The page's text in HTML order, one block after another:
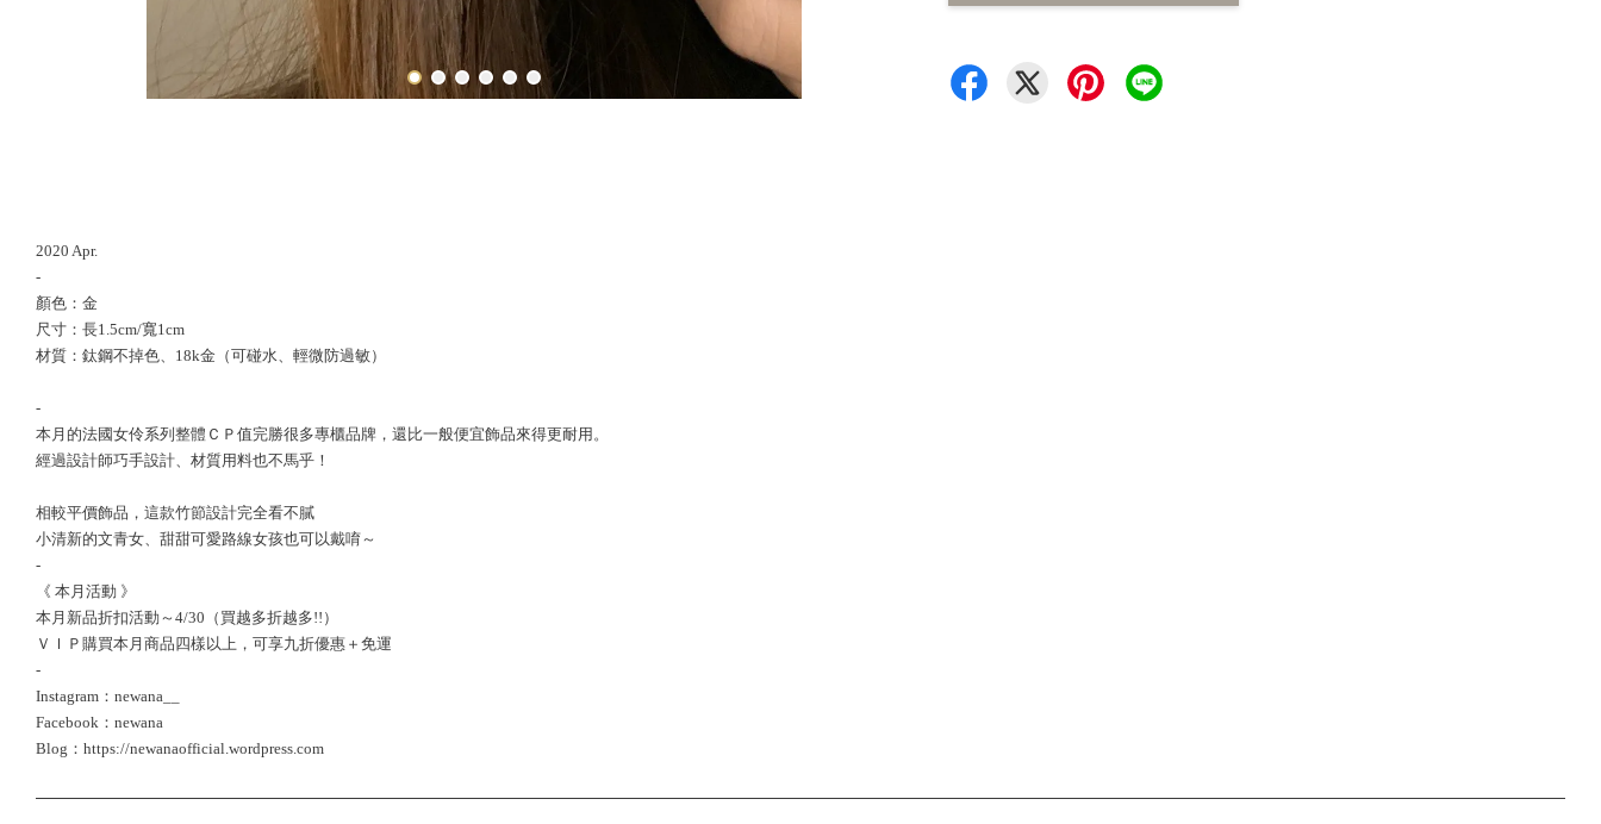
2020 Apr.
-
顏色：金
尺寸：長1.5cm/寬1cm
材質：鈦鋼不掉色、18k金（可碰水、輕微防過敏）
-
本月的法國女伶系列整體ＣＰ值完勝很多專櫃品牌，還比一般便宜飾品來得更耐用。
經過設計師巧手設計、材質用料也不馬乎！
相較平價飾品，這款竹節設計完全看不膩
小清新的文青女、甜甜可愛路線女孩也可以戴唷～
-
《 本月活動 》
本月新品折扣活動～4/30（買越多折越多!!）
ＶＩＰ購買本月商品四樣以上，可享九折優惠＋免運
-
Instagram：newana__
Facebook：newana
Blog：https://newanaofficial.wordpress.com